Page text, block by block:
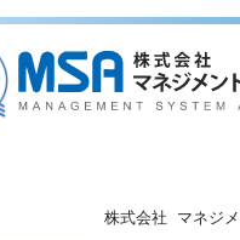
株式会社 マネジ